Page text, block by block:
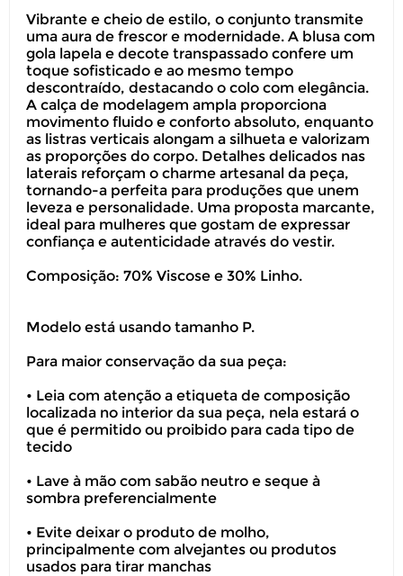
Vibrante e cheio de estilo, o conjunto transmite
uma aura de frescor e modernidade. A blusa com
gola lapela e decote transpassado confere um
toque sofisticado e ao mesmo tempo
descontraído, destacando o colo com elegância.
A calça de modelagem ampla proporciona
movimento fluido e conforto absoluto, enquanto
as listras verticais alongam a silhueta e valorizam
as proporções do corpo. Detalhes delicados nas
laterais reforçam o charme artesanal da peça,
tornando-a perfeita para produções que unem
leveza e personalidade. Uma proposta marcante,
ideal para mulheres que gostam de expressar
confiança e autenticidade através do vestir.
Composição: 70% Viscose e 30% Linho.
Modelo está usando tamanho P.
Para maior conservação da sua peça:
• Leia com atenção a etiqueta de composição
localizada no interior da sua peça, nela estará o
que é permitido ou proibido para cada tipo de
tecido
• Lave à mão com sabão neutro e seque à
sombra preferencialmente
• Evite deixar o produto de molho,
principalmente com alvejantes ou produtos
usados para tirar manchas